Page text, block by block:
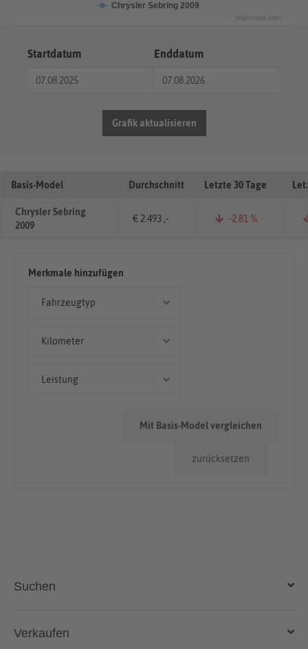
Chrysler Sebring 2009
Highcharts.com
Startdatum Enddatum
Grafik aktualisieren
Basis-Model Durchschnitt Letzte 30 Tage
Chrysler Sebring
2009
€ 2.493 ,- -2.81 %
Merkmale hinzufügen
Fahrzeugtyp
Kilometer
Leistung
zurücksetzen
Mit Basis-Model vergleichen
Suchen
Auto kaufen
Verkaufen